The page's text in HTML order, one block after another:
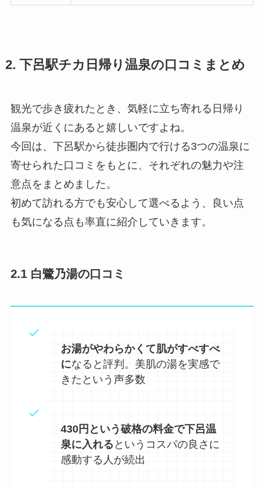
2. 下呂駅チカ日帰り温泉の口コミまとめ
観光で歩き疲れたとき、気軽に立ち寄れる日帰り
温泉が近くにあると嬉しいですよね。
今回は、下呂駅から徒歩圏内で行ける3つの温泉に
寄せられた口コミをもとに、それぞれの魅力や注
意点をまとめました。
初めて訪れる方でも安心して選べるよう、良い点
も気になる点も率直に紹介していきます。
2.1 白鷺乃湯の口コミ
お湯がやわらかくて肌がすべすべ
になると評判。美肌の湯を実感で
きたという声多数
430円という破格の料金で下呂温
泉に入れる というコスパの良さに
感動する人が続出